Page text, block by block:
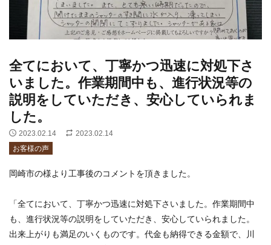
全てにおいて、丁寧かつ迅速に対処下さ
いました。作業期間中も、進行状況等の
説明をしていただき、安心していられま
した。
2023.02.14
2023.02.14
お客様の声
岡崎市の様より工事後のコメントを頂きました。
「全てにおいて、丁寧かつ迅速に対処下さいました。作業期間中
も、進行状況等の説明をしていただき、安心していられました。
出来上がりも満足のいくものです。代金も納得できる金額で、川